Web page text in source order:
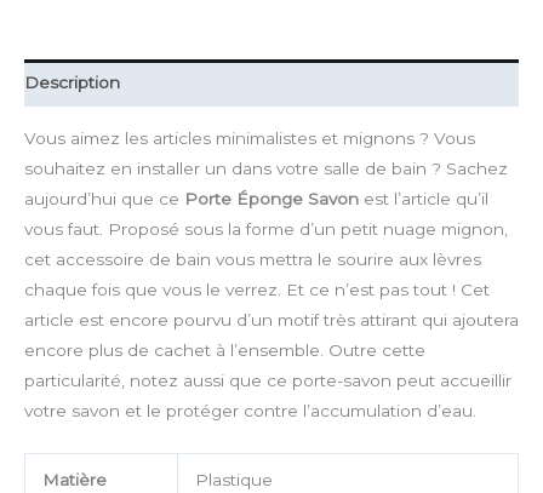
Description
Vous aimez les articles minimalistes et mignons ? Vous
souhaitez en installer un dans votre salle de bain ? Sachez
aujourd’hui que ce Porte Éponge Savon est l’article qu’il
vous faut. Proposé sous la forme d’un petit nuage mignon,
cet accessoire de bain vous mettra le sourire aux lèvres
chaque fois que vous le verrez. Et ce n’est pas tout ! Cet
article est encore pourvu d’un motif très attirant qui ajoutera
encore plus de cachet à l’ensemble. Outre cette
particularité, notez aussi que ce porte-savon peut accueillir
votre savon et le protéger contre l’accumulation d’eau.
Matière Plastique